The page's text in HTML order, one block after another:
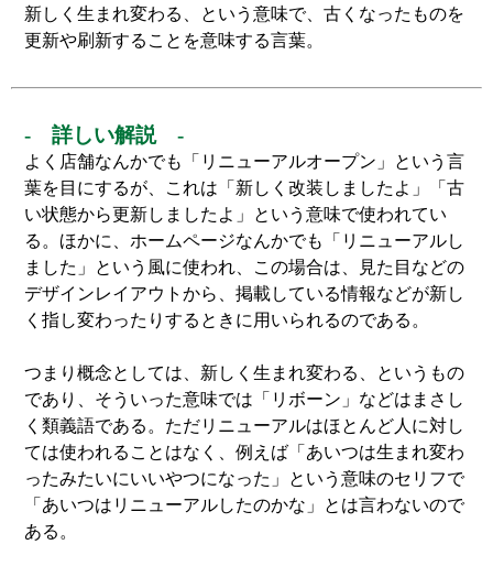
新しく生まれ変わる、という意味で、古くなったものを
更新や刷新することを意味する言葉。
- 詳しい解説 -
よく店舗なんかでも「リニューアルオープン」という言
葉を目にするが、これは「新しく改装しましたよ」「古
い状態から更新しましたよ」という意味で使われてい
る。ほかに、ホームページなんかでも「リニューアルし
ました」という風に使われ、この場合は、見た目などの
デザインレイアウトから、掲載している情報などが新し
く指し変わったりするときに用いられるのである。
つまり概念としては、新しく生まれ変わる、というもの
であり、そういった意味では「リボーン」などはまさし
く類義語である。ただリニューアルはほとんど人に対し
ては使われることはなく、例えば「あいつは生まれ変わ
ったみたいにいいやつになった」という意味のセリフで
「あいつはリニューアルしたのかな」とは言わないので
ある。